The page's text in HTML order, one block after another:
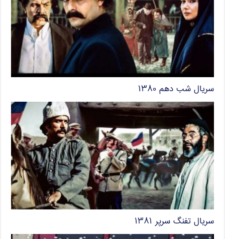
سریال شب دهم ۱۳۸۰
سریال تفنگ سرپر ۱۳۸۱